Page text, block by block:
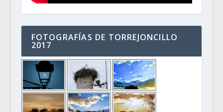
FOTOGRAFÍAS DE TORREJONCILLO
2017